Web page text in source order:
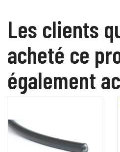
Les clients
acheté ce
également